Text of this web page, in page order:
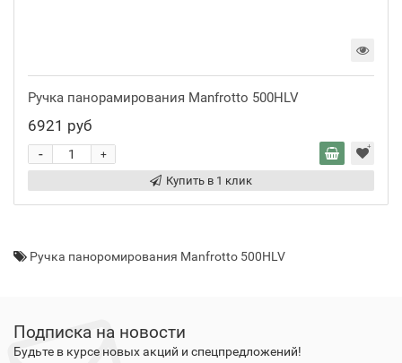
Ручка панорамирования Manfrotto 500HLV
6921 руб
+
-
Купить в 1 клик
Ручка паноромирования Manfrotto 500HLV
Подписка на новости
Будьте в курсе новых акций и спецпредложений!